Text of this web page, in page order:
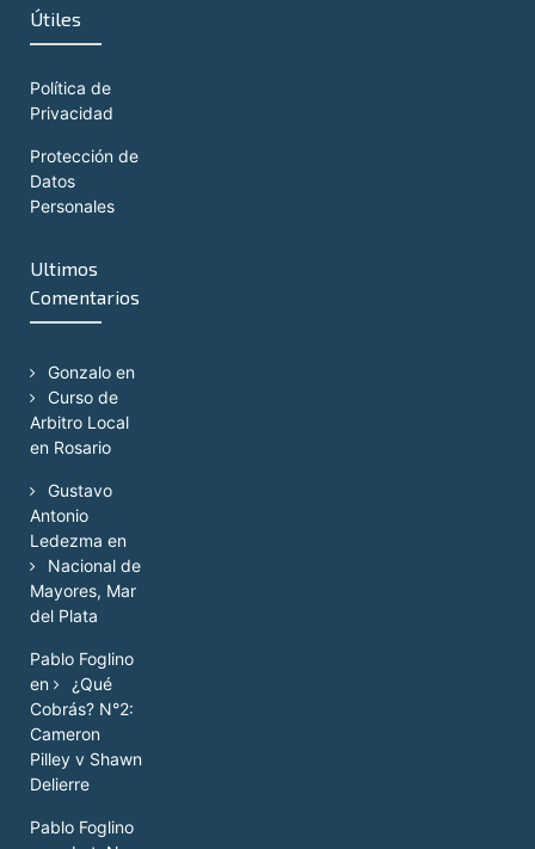
Útiles
Política de
Privacidad
Protección de
Datos
Personales
Ultimos
Comentarios
Gonzalo en
Curso de
Arbitro Local
en Rosario
Gustavo
Antonio
Ledezma en
Nacional de
Mayores, Mar
del Plata
Pablo Foglino
en
¿Qué
Cobrás? N°2:
Cameron
Pilley v Shawn
Delierre
Pablo Foglino